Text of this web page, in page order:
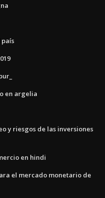
en argelia
y riesgos de las inversiones
en hindi
el mercado monetario de